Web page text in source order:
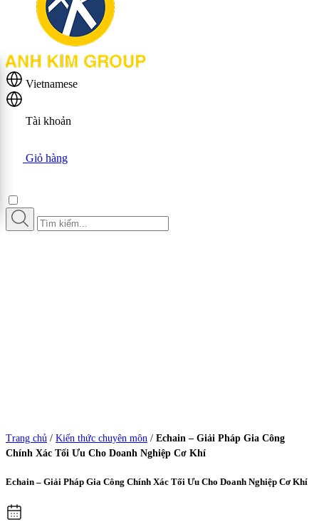
Vietnamese
Tài khoản
Giỏ hàng
Trang chủ / Kiến thức chuyên môn / Echain – Giải Pháp Gia Công
Chính Xác Tối Ưu Cho Doanh Nghiệp Cơ Khí
Echain – Giải Pháp Gia Công Chính Xác Tối Ưu Cho Doanh Nghiệp Cơ Khí